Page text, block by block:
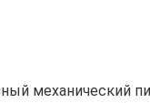
механический